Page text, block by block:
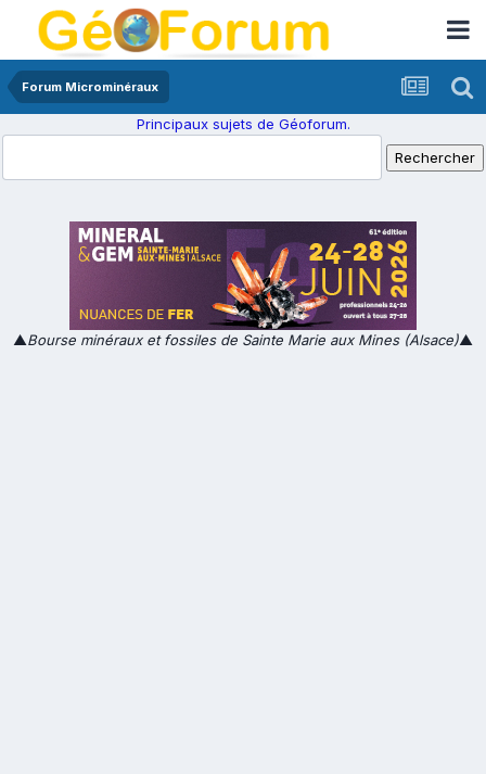
Forum Microminéraux
Principaux sujets de Géoforum.
▲Bourse minéraux et fossiles de Sainte Marie aux Mines (Alsace)▲